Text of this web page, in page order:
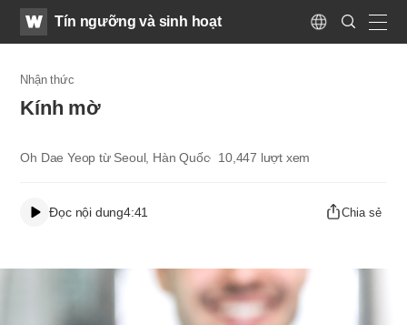
WATVTín ngưỡng và sinh hoạt
Language
Search
Submit
Nhận thức
Kính mờ
Oh Dae Yeop từ Seoul, Hàn Quốc 10,447 lượt xem
Đọc nội dung4:41 Chia sẻ